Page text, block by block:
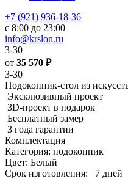
+7 (921) 936-18-36
с 8:00 до 23:00
info@krslon.ru
3-30
от 35 570 ₽
3-30
Подоконник-стол из
Эксклюзивный проект
3D-проект в подарок
Бесплатный замер
3 года гарантии
Комплектация
Категория: подоконник
Цвет: Белый
Срок изготовления:
7 дней